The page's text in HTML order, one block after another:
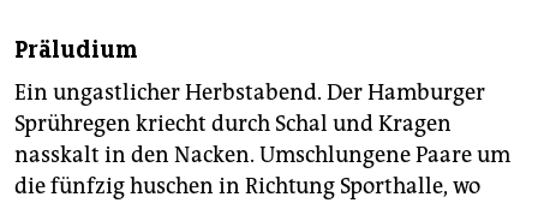
genossenschaft
epaper login
Präludium
Ein ungastlicher Herbstabend. Der Hamburger
Sprühregen kriecht durch Schal und Kragen
nasskalt in den Nacken. Umschlungene Paare um
die fünfzig huschen in Richtung Sporthalle, wo